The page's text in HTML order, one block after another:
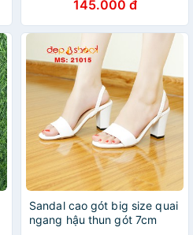
145.000 đ
Sandal cao gót big size quai
ngang hậu thun gót 7cm